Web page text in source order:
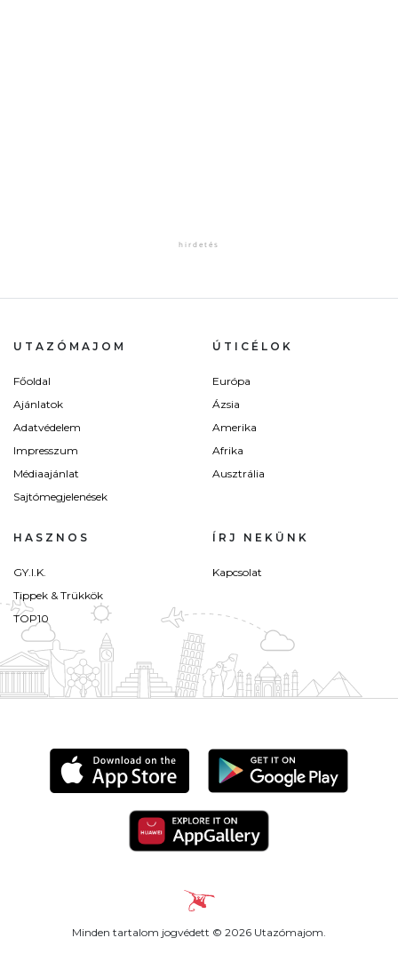
UTAZÓMAJOM
Főoldal
Ajánlatok
Adatvédelem
Impresszum
Médiaajánlat
Sajtómegjelenések
ÚTICÉLOK
Európa
Ázsia
Amerika
Afrika
Ausztrália
HASZNOS
GY.I.K.
Tippek & Trükkök
TOP10
ÍRJ NEKÜNK
Kapcsolat
Minden tartalom jogvédett © 2026 Utazómajom.